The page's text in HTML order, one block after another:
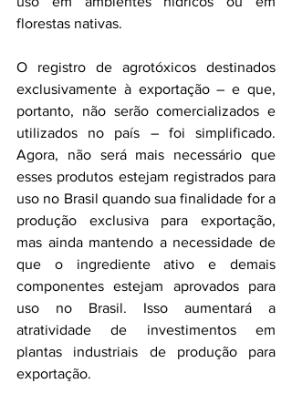
florestas nativas.
O registro de agrotóxicos destinados
exclusivamente à exportação – e que,
portanto, não serão comercializados e
utilizados no país – foi simplificado.
Agora, não será mais necessário que
esses produtos estejam registrados para
uso no Brasil quando sua finalidade for a
produção exclusiva para exportação,
mas ainda mantendo a necessidade de
que o ingrediente ativo e demais
componentes estejam aprovados para
uso no Brasil. Isso aumentará a
atratividade de investimentos em
plantas industriais de produção para
exportação.